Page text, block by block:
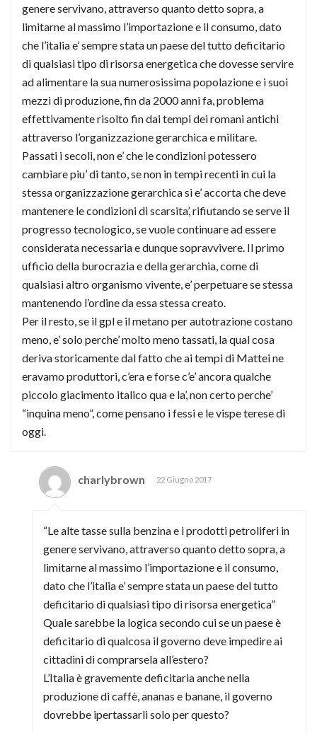
genere servivano, attraverso quanto detto sopra, a
limitarne al massimo l’importazione e il consumo, dato
che l’italia e’ sempre stata un paese del tutto deficitario
di qualsiasi tipo di risorsa energetica che dovesse servire
ad alimentare la sua numerosissima popolazione e i suoi
mezzi di produzione, fin da 2000 anni fa, problema
effettivamente risolto fin dai tempi dei romani antichi
attraverso l’organizzazione gerarchica e militare.
Passati i secoli, non e’ che le condizioni potessero
cambiare piu’ di tanto, se non in tempi recenti in cui la
stessa organizzazione gerarchica si e’ accorta che deve
mantenere le condizioni di scarsita’, rifiutando se serve il
progresso tecnologico, se vuole continuare ad essere
considerata necessaria e dunque sopravvivere. Il primo
ufficio della burocrazia e della gerarchia, come di
qualsiasi altro organismo vivente, e’ perpetuare se stessa
mantenendo l’ordine da essa stessa creato.
Per il resto, se il gpl e il metano per autotrazione costano
meno, e’ solo perche’ molto meno tassati, la qual cosa
deriva storicamente dal fatto che ai tempi di Mattei ne
eravamo produttori, c’era e forse c’e’ ancora qualche
piccolo giacimento italico qua e la’, non certo perche’
“inquina meno”, come pensano i fessi e le vispe terese di
oggi.
charlybrown 22 Giugno 2017
“Le alte tasse sulla benzina e i prodotti petroliferi in
genere servivano, attraverso quanto detto sopra, a
limitarne al massimo l’importazione e il consumo,
dato che l’italia e’ sempre stata un paese del tutto
deficitario di qualsiasi tipo di risorsa energetica”
Quale sarebbe la logica secondo cui se un paese è
deficitario di qualcosa il governo deve impedire ai
cittadini di comprarsela all’estero?
L’Italia è gravemente deficitaria anche nella
produzione di caffè, ananas e banane, il governo
dovrebbe ipertassarli solo per questo?